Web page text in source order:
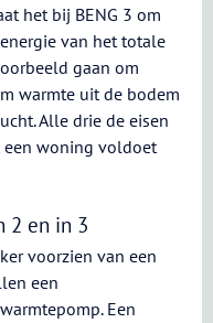
het bij BENG 3 om
van het totale
gaan om
warmte uit de bodem
Alle drie de eisen
woning voldoet
2 en in 3
voorzien van een
een
Een